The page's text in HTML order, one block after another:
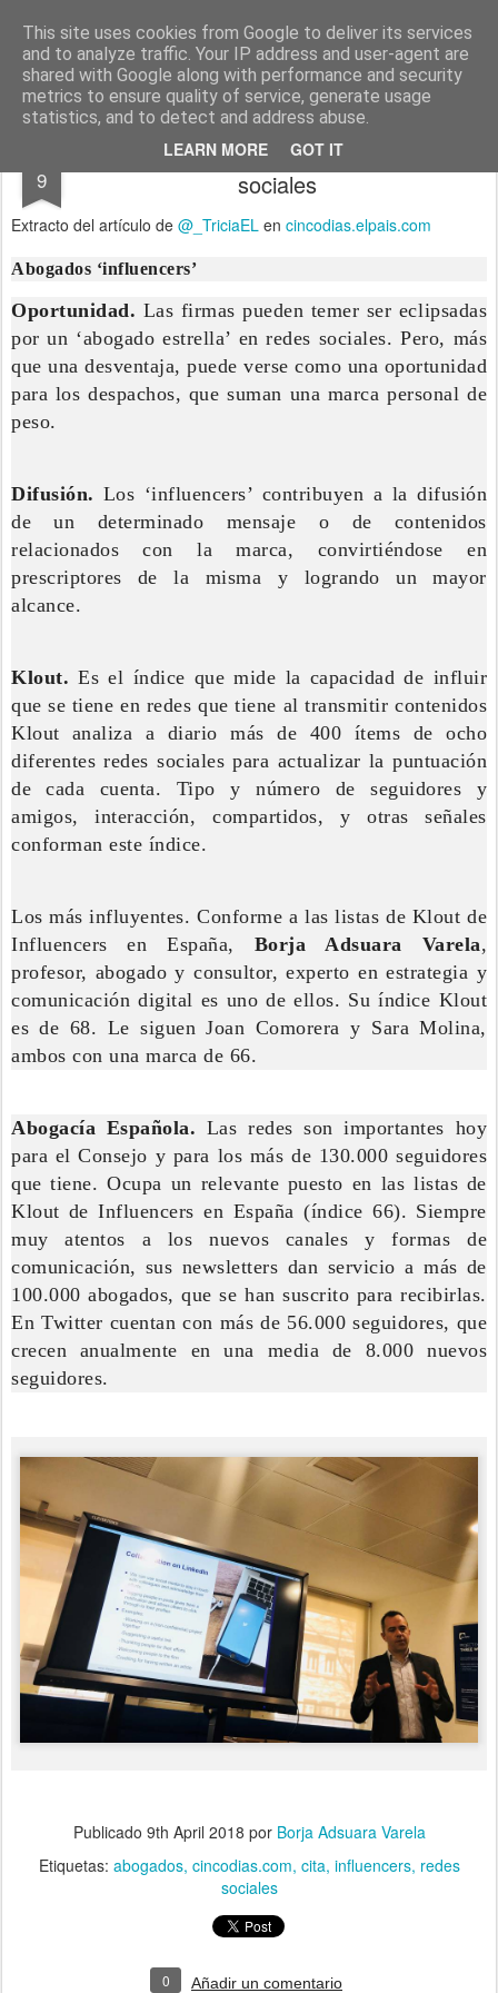
This site uses cookies from Google to deliver its services
and to analyze traffic. Your IP address and user-agent are
shared with Google along with performance and security
metrics to ensure quality of service, generate usage
statistics, and to detect and address abuse.
LEARN MORE GOT IT
menos tecnología y más pedagogía conceptos y reflexiones sobre la sociedad de la información
Pages
9
Los despachos se atreven con las redes
sociales
Extracto del artículo de @_TriciaEL en cincodias.elpais.com
Abogados ‘influencers’
Oportunidad. Las firmas pueden temer ser eclipsadas
por un ‘abogado estrella’ en redes sociales. Pero, más
que una desventaja, puede verse como una oportunidad
para los despachos, que suman una marca personal de
peso.
Difusión. Los ‘influencers’ contribuyen a la difusión
de un determinado mensaje o de contenidos
relacionados con la marca, convirtiéndose en
prescriptores de la misma y logrando un mayor
alcance.
Klout. Es el índice que mide la capacidad de influir
que se tiene en redes que tiene al transmitir contenidos
Klout analiza a diario más de 400 ítems de ocho
diferentes redes sociales para actualizar la puntuación
de cada cuenta. Tipo y número de seguidores y
amigos, interacción, compartidos, y otras señales
conforman este índice.
Los más influyentes. Conforme a las listas de Klout de
Influencers en España, Borja Adsuara Varela,
profesor, abogado y consultor, experto en estrategia y
comunicación digital es uno de ellos. Su índice Klout
es de 68. Le siguen Joan Comorera y Sara Molina,
ambos con una marca de 66.
Abogacía Española. Las redes son importantes hoy
para el Consejo y para los más de 130.000 seguidores
que tiene. Ocupa un relevante puesto en las listas de
Klout de Influencers en España (índice 66). Siempre
muy atentos a los nuevos canales y formas de
comunicación, sus newsletters dan servicio a más de
100.000 abogados, que se han suscrito para recibirlas.
En Twitter cuentan con más de 56.000 seguidores, que
crecen anualmente en una media de 8.000 nuevos
seguidores.
Publicado 9th April 2018 por Borja Adsuara Varela
Etiquetas: abogados cincodias.com cita influencers redes
sociales
0 Añadir un comentario